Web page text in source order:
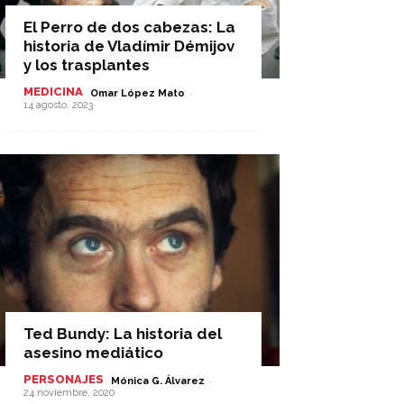
El Perro de dos cabezas: La
historia de Vladímir Démijov
y los trasplantes
MEDICINA Omar López Mato -
14 agosto, 2023
Ted Bundy: La historia del
asesino mediático
PERSONAJES Mónica G. Álvarez -
24 noviembre, 2020